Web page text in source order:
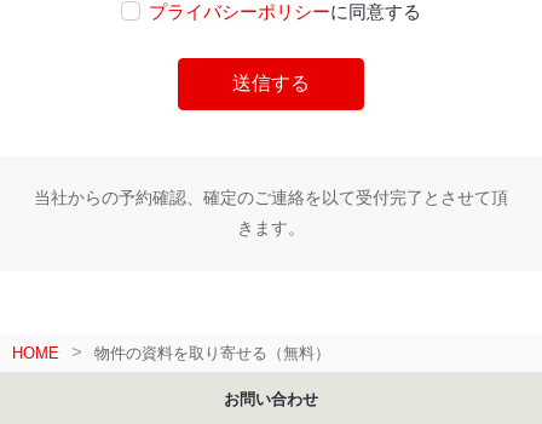
プライバシーポリシーに同意する
当社からの予約確認、確定のご連絡を以て受付完了とさせて頂
きます。
HOME 物件の資料を取り寄せる（無料）
お問い合わせ